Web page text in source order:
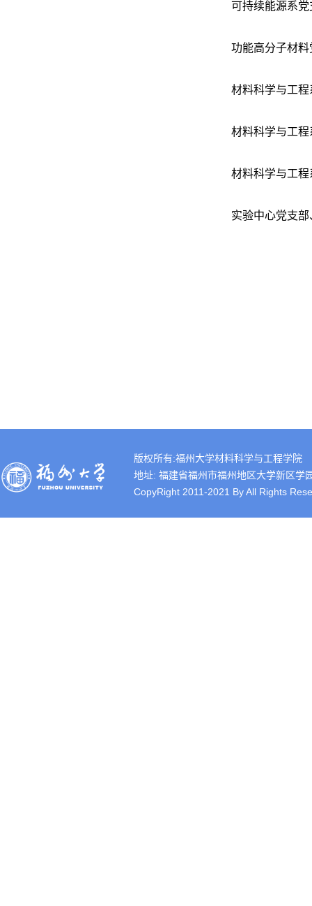
可持续能源系
功能高分子材
材料科学与工
材料科学与工
材料科学与工
实验中心党支
版权所有:福州大学材料科学与工程学院
地址: 福建省福州市福州地区大学新区
CopyRight 2011-2021 By All Rights